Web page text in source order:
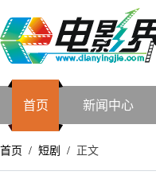
首页 新闻中心
首页 / 短剧 / 正文